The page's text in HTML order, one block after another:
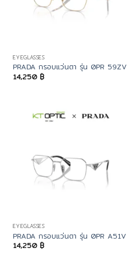
EYEGLASSES
PRADA กรอบแว่นตา รุ่น 0PR 59ZV
14,250 ฿
EYEGLASSES
PRADA กรอบแว่นตา รุ่น 0PR A51V
14,250 ฿